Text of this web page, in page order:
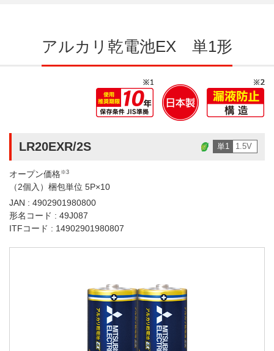
アルカリ乾電池EX 単1形
LR20EXR/2S 単1 1.5V
オープン価格※3
（2個入）梱包単位 5P×10
JAN : 4902901980800
形名コード : 49J087
ITFコード : 14902901980807